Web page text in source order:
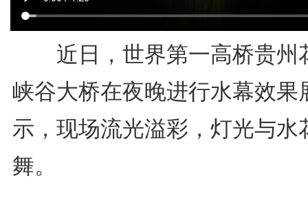
近日，世界第一高桥贵州
峡谷大桥在夜晚进行水幕效果
示，现场流光溢彩，灯光与水
舞。